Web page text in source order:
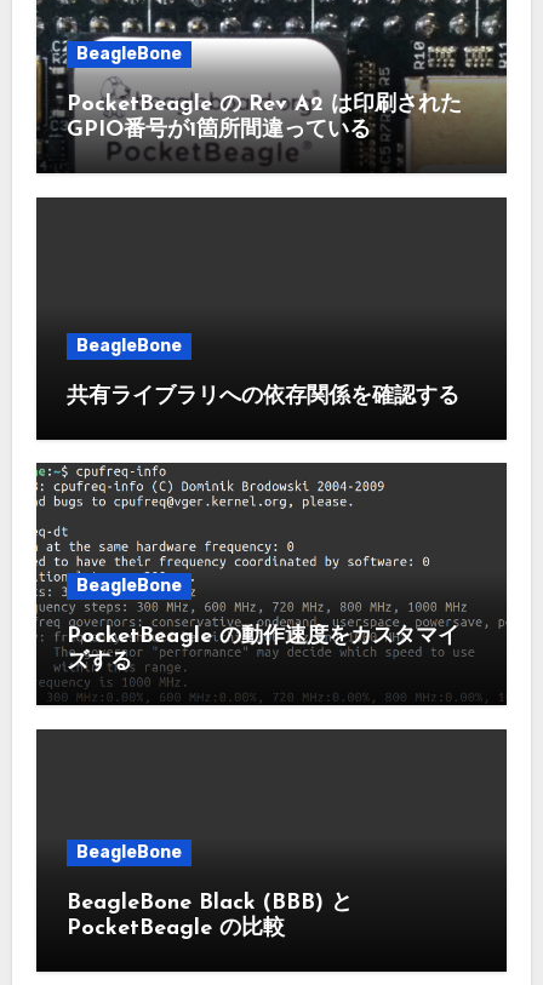
BeagleBone
PocketBeagle の Rev A2 は印刷された
GPIO番号が1箇所間違っている
BeagleBone
共有ライブラリへの依存関係を確認する
BeagleBone
PocketBeagle の動作速度をカスタマイ
ズする
BeagleBone
BeagleBone Black (BBB) と
PocketBeagle の比較